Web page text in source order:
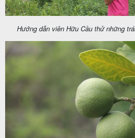
Hướng dẫn viên Hữu Cầu thử những